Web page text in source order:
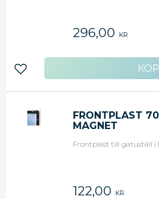
296,00 KR
Lägg till i favoriter
FRONTPLAST
MAGNET
Frontplast till gatuställ i
122,00 KR